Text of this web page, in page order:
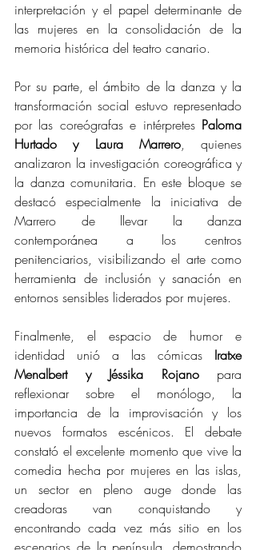
interpretación y el papel determinante de
las mujeres en la consolidación de la
memoria histórica del teatro canario.
Por su parte, el ámbito de la danza y la
transformación social estuvo representado
por las coreógrafas e intérpretes Paloma
Hurtado y Laura Marrero, quienes
analizaron la investigación coreográfica y
la danza comunitaria. En este bloque se
destacó especialmente la iniciativa de
Marrero de llevar la danza
contemporánea a los centros
penitenciarios, visibilizando el arte como
herramienta de inclusión y sanación en
entornos sensibles liderados por mujeres.
Finalmente, el espacio de humor e
identidad unió a las cómicas Iratxe
Menalbert y Jéssika Rojano para
reflexionar sobre el monólogo, la
importancia de la improvisación y los
nuevos formatos escénicos. El debate
constató el excelente momento que vive la
comedia hecha por mujeres en las islas,
un sector en pleno auge donde las
creadoras van conquistando y
encontrando cada vez más sitio en los